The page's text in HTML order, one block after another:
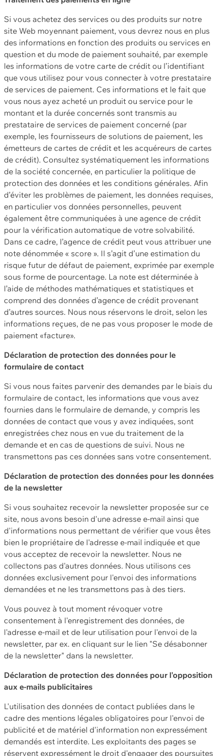
Si vous achetez des services ou des produits sur notre
site Web moyennant paiement, vous devrez nous en plus
des informations en fonction des produits ou services en
question et du mode de paiement souhaité, par exemple
les informations de votre carte de crédit ou l’identifiant
que vous utilisez pour vous connecter à votre prestataire
de services de paiement. Ces informations et le fait que
vous nous ayez acheté un produit ou service pour le
montant et la durée concernés sont transmis au
prestataire de services de paiement concerné (par
exemple, les fournisseurs de solutions de paiement, les
émetteurs de cartes de crédit et les acquéreurs de cartes
de crédit). Consultez systématiquement les informations
de la société concernée, en particulier la politique de
protection des données et les conditions générales. Afin
d’éviter les problèmes de paiement, les données requises,
en particulier vos données personnelles, peuvent
également être communiquées à une agence de crédit
pour la vérification automatique de votre solvabilité.
Dans ce cadre, l’agence de crédit peut vous attribuer une
note dénommée « score ». Il s’agit d’une estimation du
risque futur de défaut de paiement, exprimée par exemple
sous forme de pourcentage. La note est déterminée à
l’aide de méthodes mathématiques et statistiques et
comprend des données d’agence de crédit provenant
d’autres sources. Nous nous réservons le droit, selon les
informations reçues, de ne pas vous proposer le mode de
paiement «facture».
Déclaration de protection des données pour le
formulaire de contact
Si vous nous faites parvenir des demandes par le biais du
formulaire de contact, les informations que vous avez
fournies dans le formulaire de demande, y compris les
données de contact que vous y avez indiquées, sont
enregistrées chez nous en vue du traitement de la
demande et en cas de questions de suivi. Nous ne
transmettons pas ces données sans votre consentement.
Déclaration de protection des données pour les données
de la newsletter
Si vous souhaitez recevoir la newsletter proposée sur ce
site, nous avons besoin d'une adresse e-mail ainsi que
d'informations nous permettant de vérifier que vous êtes
bien le propriétaire de l'adresse e-mail indiquée et que
vous acceptez de recevoir la newsletter. Nous ne
collectons pas d'autres données. Nous utilisons ces
données exclusivement pour l'envoi des informations
demandées et ne les transmettons pas à des tiers.
Vous pouvez à tout moment révoquer votre
consentement à l'enregistrement des données, de
l'adresse e-mail et de leur utilisation pour l'envoi de la
newsletter, par ex. en cliquant sur le lien "Se désabonner
de la newsletter" dans la newsletter.
Déclaration de protection des données pour l'opposition
aux e-mails publicitaires
L'utilisation des données de contact publiées dans le
cadre des mentions légales obligatoires pour l'envoi de
publicité et de matériel d'information non expressément
demandés est interdite. Les exploitants des pages se
réservent expressément le droit d'engager des poursuites